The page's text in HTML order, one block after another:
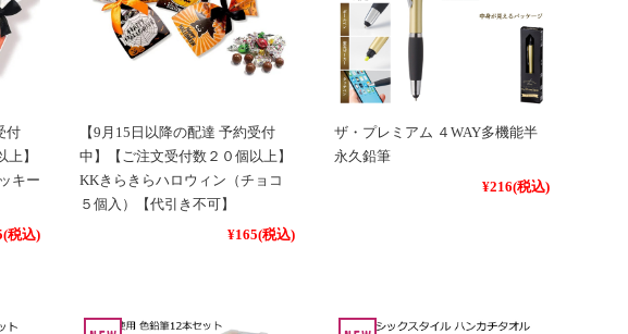
ージです。
付
】
キー
(税込)
【9月15日以降の配達 予約受付
中】【ご注文受付数２０個以上】
KKきらきらハロウィン（チョコ
５個入）【代引き不可】
¥165(税込)
ザ・プレミアム ４WAY多機能半
永久鉛筆
¥216(税込)